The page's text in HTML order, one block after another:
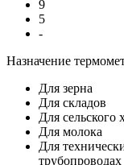
9
5
-
Назначение
Для зерна
Для складов
Для сельского
Для молока
Для
трубопроводах